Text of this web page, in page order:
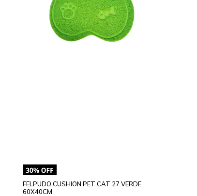
FELPUDO CUSHION PET CAT 27 VERDE
60X40CM